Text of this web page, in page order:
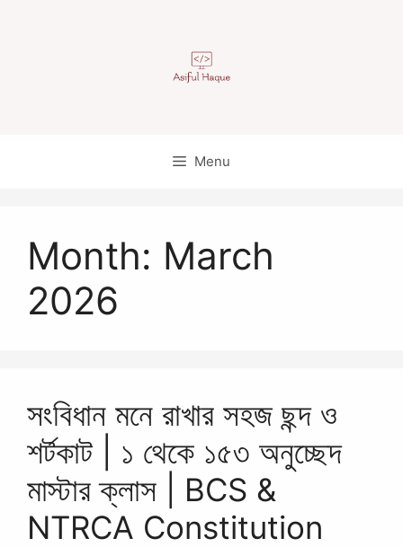
Menu
Month: March
2026
সংবিধান মনে রাখার সহজ ছন্দ ও
শর্টকাট | ১ থেকে ১৫৩ অনুচ্ছেদ
মাস্টার ক্লাস | BCS &
NTRCA Constitution